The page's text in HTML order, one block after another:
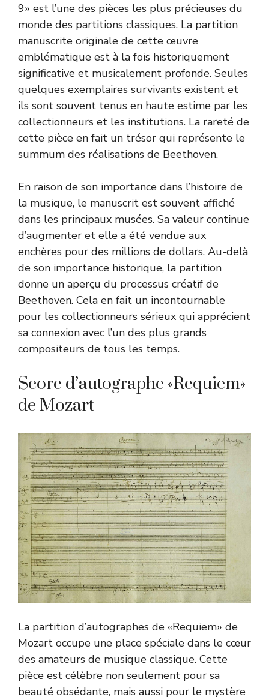
9» est l’une des pièces les plus précieuses du
monde des partitions classiques. La partition
manuscrite originale de cette œuvre
emblématique est à la fois historiquement
significative et musicalement profonde. Seules
quelques exemplaires survivants existent et
ils sont souvent tenus en haute estime par les
collectionneurs et les institutions. La rareté de
cette pièce en fait un trésor qui représente le
summum des réalisations de Beethoven.
En raison de son importance dans l’histoire de
la musique, le manuscrit est souvent affiché
dans les principaux musées. Sa valeur continue
d’augmenter et elle a été vendue aux
enchères pour des millions de dollars. Au-delà
de son importance historique, la partition
donne un aperçu du processus créatif de
Beethoven. Cela en fait un incontournable
pour les collectionneurs sérieux qui apprécient
sa connexion avec l’un des plus grands
compositeurs de tous les temps.
Score d’autographe «Requiem»
de Mozart
La partition d’autographes de «Requiem» de
Mozart occupe une place spéciale dans le cœur
des amateurs de musique classique. Cette
pièce est célèbre non seulement pour sa
beauté obsédante, mais aussi pour le mystère